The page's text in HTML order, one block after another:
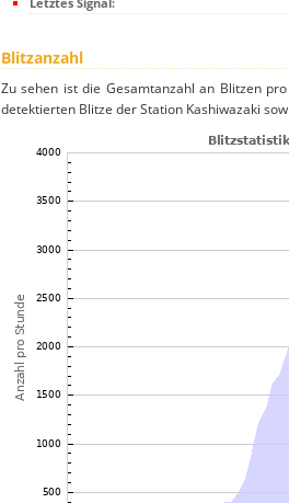
Blitzanzahl
Zu sehen ist die Gesamtanzahl an Blitzen
detektierten Blitze der Station Kashiwazaki